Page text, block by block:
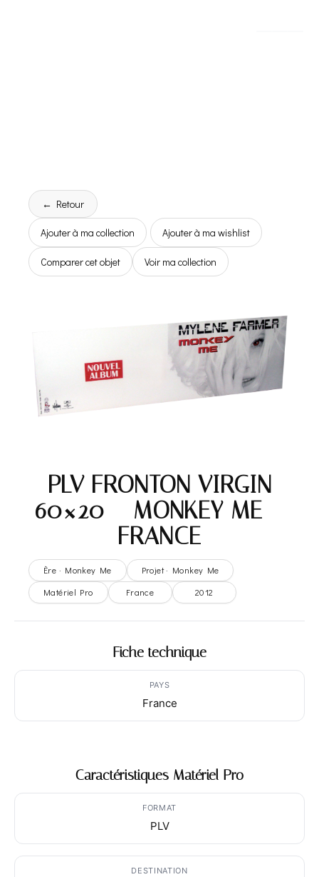
← Retour
Ajouter à ma collection Ajouter à ma wishlist
Comparer cet objet Voir ma collection
PLV FRONTON VIRGIN
60×20 – MONKEY ME –
FRANCE
Ère · Monkey Me
Projet · Monkey Me
Matériel Pro
France 2012
Fiche technique
PAYS
France
Caractéristiques Matériel Pro
FORMAT
PLV
DESTINATION